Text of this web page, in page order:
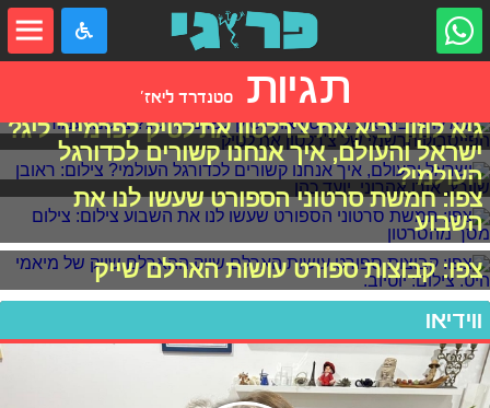
תגיותסטנדרד ליאז'
גיא לוזון יביא את צ'רלטון את'לטיק לפרמייר ליג?
ישראל והעולם, איך אנחנו קשורים לכדורגל
העולמי?
צפו: חמשת סרטוני הספורט שעשו לנו את
השבוע
צפו: קבוצות ספורט עושות הארלם שייק
ווידיאו